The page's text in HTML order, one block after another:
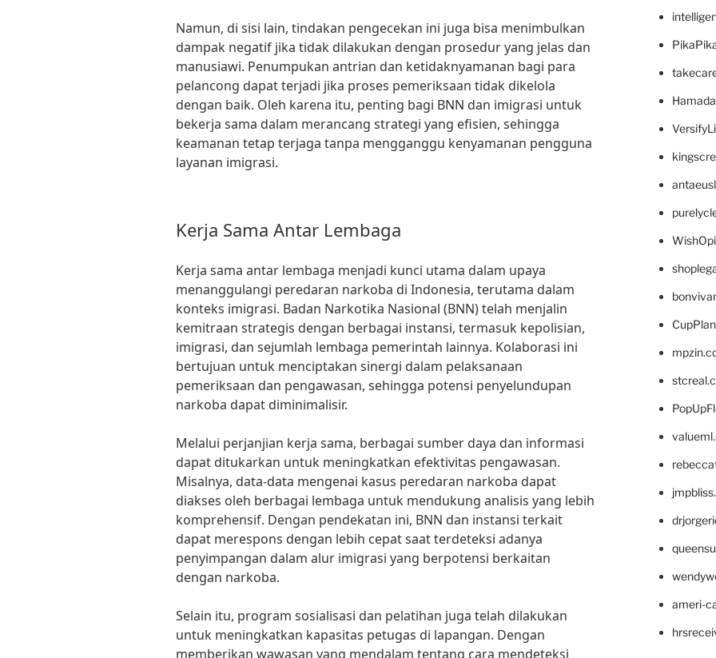
Namun, di sisi lain, tindakan pengecekan ini juga bisa menimbulkan
dampak negatif jika tidak dilakukan dengan prosedur yang jelas dan
manusiawi. Penumpukan antrian dan ketidaknyamanan bagi para
pelancong dapat terjadi jika proses pemeriksaan tidak dikelola
dengan baik. Oleh karena itu, penting bagi BNN dan imigrasi untuk
bekerja sama dalam merancang strategi yang efisien, sehingga
keamanan tetap terjaga tanpa mengganggu kenyamanan pengguna
layanan imigrasi.
Kerja Sama Antar Lembaga
Kerja sama antar lembaga menjadi kunci utama dalam upaya
menanggulangi peredaran narkoba di Indonesia, terutama dalam
konteks imigrasi. Badan Narkotika Nasional (BNN) telah menjalin
kemitraan strategis dengan berbagai instansi, termasuk kepolisian,
imigrasi, dan sejumlah lembaga pemerintah lainnya. Kolaborasi ini
bertujuan untuk menciptakan sinergi dalam pelaksanaan
pemeriksaan dan pengawasan, sehingga potensi penyelundupan
narkoba dapat diminimalisir.
Melalui perjanjian kerja sama, berbagai sumber daya dan informasi
dapat ditukarkan untuk meningkatkan efektivitas pengawasan.
Misalnya, data-data mengenai kasus peredaran narkoba dapat
diakses oleh berbagai lembaga untuk mendukung analisis yang lebih
komprehensif. Dengan pendekatan ini, BNN dan instansi terkait
dapat merespons dengan lebih cepat saat terdeteksi adanya
penyimpangan dalam alur imigrasi yang berpotensi berkaitan
dengan narkoba.
Selain itu, program sosialisasi dan pelatihan juga telah dilakukan
untuk meningkatkan kapasitas petugas di lapangan. Dengan
memberikan wawasan yang mendalam tentang cara mendeteksi
ameri-